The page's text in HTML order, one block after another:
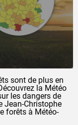
sont de plus en
la Météo
les dangers de
Jean-Christophe
forêts à Météo-